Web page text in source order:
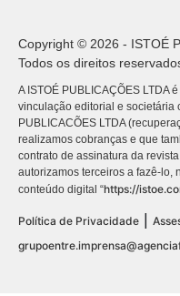
Copyright © 2026 - ISTOÉ
Todos os direitos
A ISTOÉ PUBLICAÇÕES LTDA
vinculação editorial e societária
PUBLICACÕES LTDA
realizamos cobranças e que
contrato de assinatura da
autorizamos terceiros a fazê-lo,
conteúdo digital “https://
Política de Privacidade |